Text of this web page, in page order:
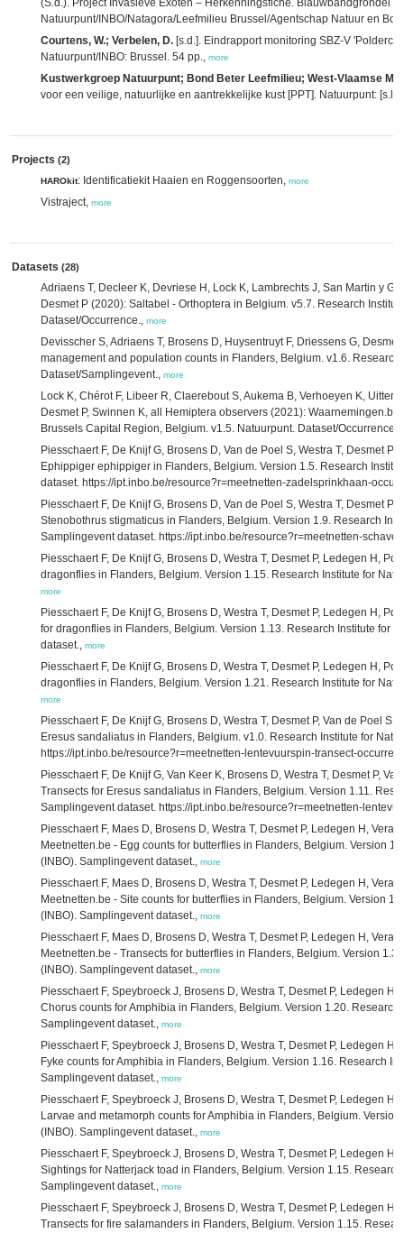
(S.d.). Project Invasieve Exoten – Herkenningsfiche. Blauwbandgrondel
Natuurpunt/INBO/Natagora/Leefmilieu Brussel/Agentschap Natuur en
Courtens, W.; Verbelen, D. [s.d.]. Eindrapport monitoring SBZ-V
Natuurpunt/INBO: Brussel. 54 pp., more
Kustwerkgroep Natuurpunt; Bond Beter Leefmilieu; West-Vlaamse
voor een veilige, natuurlijke en aantrekkelijke kust [PPT]. Natuurpunt:
Projects (2)
HAROkit: Identificatiekit Haaien en Roggensoorten, more
Vistraject, more
Datasets (28)
Adriaens T, Decleer K, Devriese H, Lock K, Lambrechts J, San Martin y
Desmet P (2020): Saltabel - Orthoptera in Belgium. v5.7. Research
Dataset/Occurrence., more
Devisscher S, Adriaens T, Brosens D, Huysentruyt F, Driessens G,
management and population counts in Flanders, Belgium. v1.6. Research
Dataset/Samplingevent., more
Lock K, Chérot F, Libeer R, Claerebout S, Aukema B, Verhoeyen K,
Desmet P, Swinnen K, all Hemiptera observers (2021):
Brussels Capital Region, Belgium. v1.5. Natuurpunt. Dataset/Occurrence.,
Piesschaert F, De Knijf G, Brosens D, Van de Poel S, Westra T, Desmet
Ephippiger ephippiger in Flanders, Belgium. Version 1.5. Research
dataset. https://ipt.inbo.be/resource?r=meetnetten-zadelsprinkhaan-
Piesschaert F, De Knijf G, Brosens D, Van de Poel S, Westra T, Desmet
Stenobothrus stigmaticus in Flanders, Belgium. Version 1.9. Research
Samplingevent dataset. https://ipt.inbo.be/resource?r=meetnetten-
Piesschaert F, De Knijf G, Brosens D, Westra T, Desmet P, Ledegen H,
dragonflies in Flanders, Belgium. Version 1.15. Research Institute for
more
Piesschaert F, De Knijf G, Brosens D, Westra T, Desmet P, Ledegen H,
for dragonflies in Flanders, Belgium. Version 1.13. Research Institute for
dataset., more
Piesschaert F, De Knijf G, Brosens D, Westra T, Desmet P, Ledegen H,
dragonflies in Flanders, Belgium. Version 1.21. Research Institute for
more
Piesschaert F, De Knijf G, Brosens D, Westra T, Desmet P, Van de Poel
Eresus sandaliatus in Flanders, Belgium. v1.0. Research Institute for
https://ipt.inbo.be/resource?r=meetnetten-lentevuurspin-transect-
Piesschaert F, De Knijf G, Van Keer K, Brosens D, Westra T, Desmet P,
Transects for Eresus sandaliatus in Flanders, Belgium. Version 1.11.
Samplingevent dataset. https://ipt.inbo.be/resource?r=meetnetten-
Piesschaert F, Maes D, Brosens D, Westra T, Desmet P, Ledegen H,
Meetnetten.be - Egg counts for butterflies in Flanders, Belgium. Version
(INBO). Samplingevent dataset., more
Piesschaert F, Maes D, Brosens D, Westra T, Desmet P, Ledegen H,
Meetnetten.be - Site counts for butterflies in Flanders, Belgium. Version
(INBO). Samplingevent dataset., more
Piesschaert F, Maes D, Brosens D, Westra T, Desmet P, Ledegen H,
Meetnetten.be - Transects for butterflies in Flanders, Belgium. Version
(INBO). Samplingevent dataset., more
Piesschaert F, Speybroeck J, Brosens D, Westra T, Desmet P, Ledegen
Chorus counts for Amphibia in Flanders, Belgium. Version 1.20. Research
Samplingevent dataset., more
Piesschaert F, Speybroeck J, Brosens D, Westra T, Desmet P, Ledegen
Fyke counts for Amphibia in Flanders, Belgium. Version 1.16. Research
Samplingevent dataset., more
Piesschaert F, Speybroeck J, Brosens D, Westra T, Desmet P, Ledegen
Larvae and metamorph counts for Amphibia in Flanders, Belgium.
(INBO). Samplingevent dataset., more
Piesschaert F, Speybroeck J, Brosens D, Westra T, Desmet P, Ledegen
Sightings for Natterjack toad in Flanders, Belgium. Version 1.15.
Samplingevent dataset., more
Piesschaert F, Speybroeck J, Brosens D, Westra T, Desmet P, Ledegen
Transects for fire salamanders in Flanders, Belgium. Version 1.15.